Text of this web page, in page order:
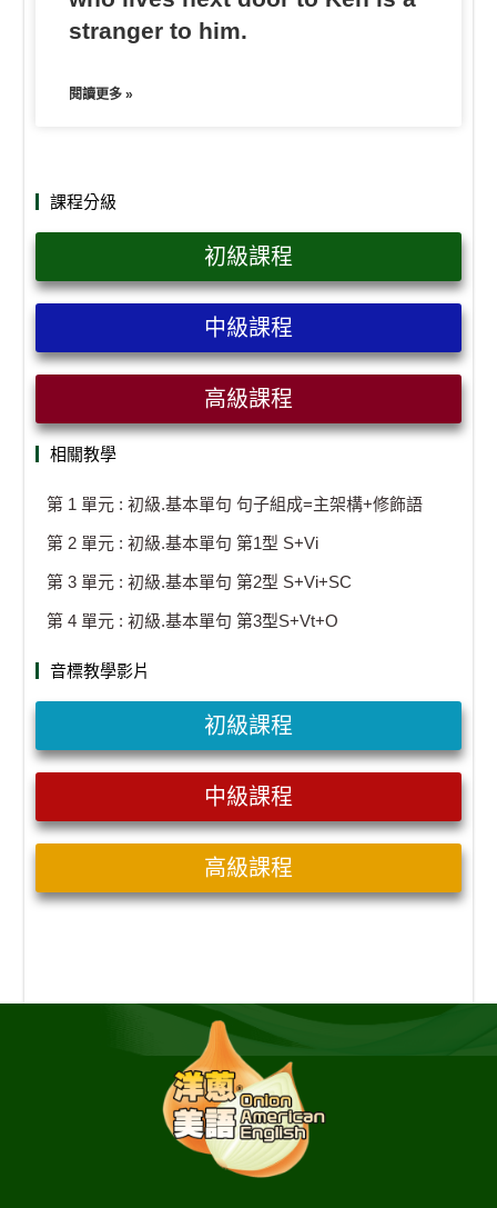
stranger to him.
閱讀更多 »
課程分級
初級課程
中級課程
高級課程
相關教學
第 1 單元 : 初級.基本單句 句子組成=主架構+修飾語
第 2 單元 : 初級.基本單句 第1型 S+Vi
第 3 單元 : 初級.基本單句 第2型 S+Vi+SC
第 4 單元 : 初級.基本單句 第3型S+Vt+O
音標教學影片
初級課程
中級課程
高級課程